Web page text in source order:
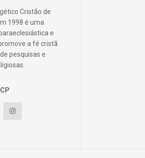
Cristão de
1998 é uma
e
a fé cristã
pesquisas e